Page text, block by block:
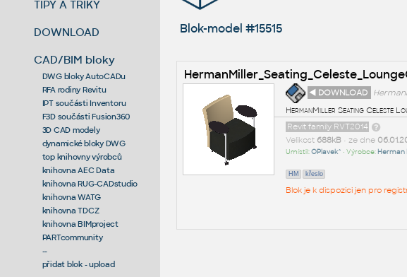
TIPY A TRIKY
DOWNLOAD
CAD/BIM bloky
DWG bloky AutoCADu
RFA rodiny Revitu
IPT součásti Inventoru
F3D součásti Fusion360
3D CAD modely
dynamické bloky DWG
top knihovny výrobců
knihovna AEC Data
knihovna RUG-CADstudio
knihovna WATG
knihovna TDCZ
knihovna BIMproject
PARTcommunity
--
přidat blok - upload
Blok-model #15515
◄ DOWNLOAD
HermanMiller Seating Celeste
Revit family RVT2014
Velikost 688kB• ze dne
Umístil:OPlavek^ • Výrobce: Herman
HM křeslo
Blok je k dispozici jen pro